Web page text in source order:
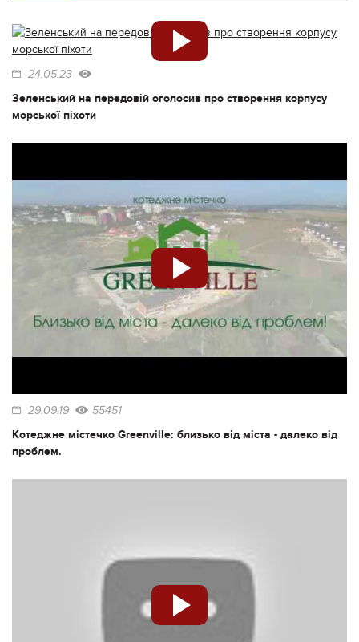
24.05.23
Зеленський на передовій оголосив про створення корпусу
морської піхоти
29.09.19 55451
Котеджне містечко Greenville: близько від міста - далеко від
проблем.